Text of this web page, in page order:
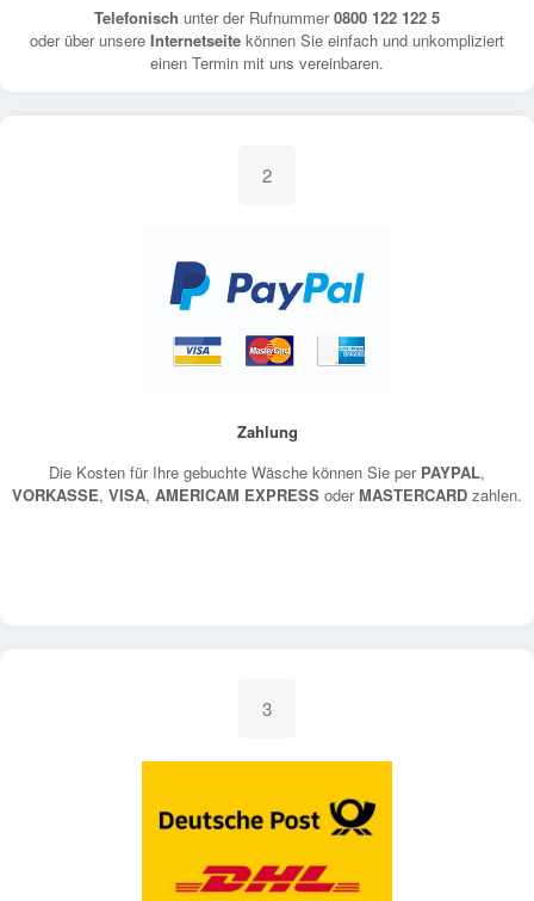
Telefonisch unter der Rufnummer0800 122 122 5
oder über unsere Internetseite können Sie einfach und unkompliziert
einen Termin mit uns vereinbaren.
2
Zahlung
Die Kosten für Ihre gebuchte Wäsche können Sie per PAYPAL,
VORKASSE, VISA, AMERICAM EXPRESS oderMASTERCARD zahlen.
3